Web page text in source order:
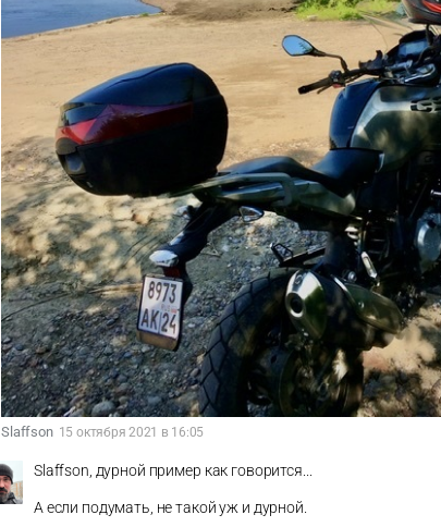
Slaffson 15 октября 2021 в 16:05
Slaffson, дурной пример как говорится...
А если подумать, не такой уж и дурной.